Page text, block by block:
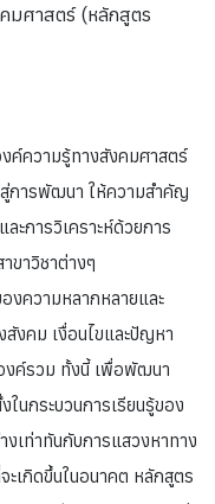
มศาสตร์ (หลักสูตร
ค์ความรู้ทางสังคมศาสตร์
การพัฒนา ให้ความสำคัญ
ะการวิเคราะห์ด้วยการ
ขาวิชาต่างๆ
งความหลากหลายและ
งคม เงื่อนไขและปัญหา
งค์รวม ทั้งนี้ เพื่อพัฒนา
นกระบวนการเรียนรู้ของ
เท่าทันกับการแสวงหาทาง
ะเกิดขึ้นในอนาคต หลักสูตร